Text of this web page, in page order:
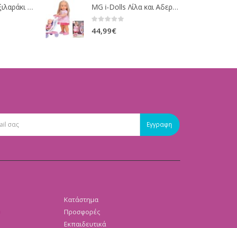
Fisher-Price Μαξιλαράκι Δραστηριοτήτων με Αρκουδάκι (JHB44) MG i-Dolls Λίλα και Αδερφούλα – Περπατώ Και Τραγουδώ με Καροτσάκι
44,99€
Κατάστημα
Προσφορές
Εκπαιδευτικά